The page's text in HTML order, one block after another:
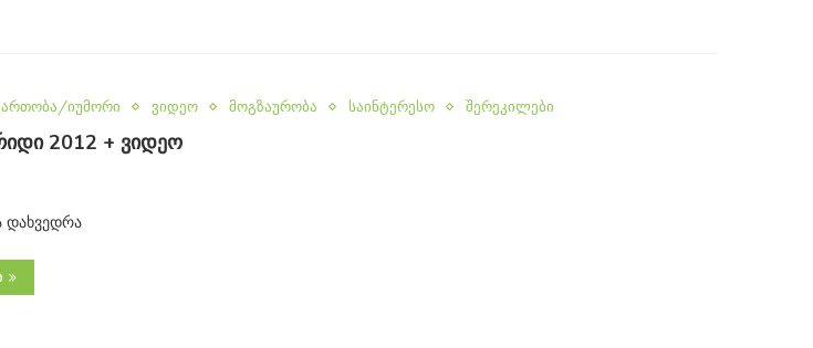
იუმორი ვიდეო მოგზაურობა საინტერესო შერეკილები
2012 + ვიდეო
დახვედრა